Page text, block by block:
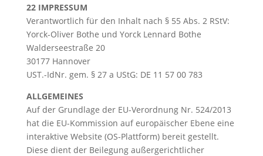
22 IMPRESSUM
Verantwortlich für den Inhalt nach § 55 Abs. 2 RStV:
Yorck-Oliver Bothe und Yorck Lennard Bothe
Walderseestraße 20
30177 Hannover
UST.-IdNr. gem. § 27 a UStG: DE 11 57 00 783
ALLGEMEINES
Auf der Grundlage der EU-Verordnung Nr. 524/2013
hat die EU-Kommission auf europäischer Ebene eine
interaktive Website (OS-Plattform) bereit gestellt.
Diese dient der Beilegung außergerichtlicher